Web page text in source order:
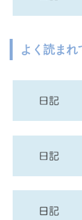
よく読まれ